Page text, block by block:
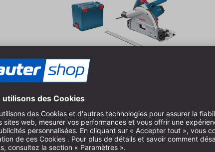
Bosch
de 1.400 watts | L-Boxx | rail de guidage FSN1400